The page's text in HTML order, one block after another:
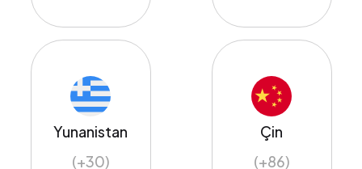
Yunanistan
(+30)
Çin
(+86)